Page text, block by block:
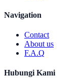
Navigation
Contact
About us
F.A.Q
Hubungi Kami